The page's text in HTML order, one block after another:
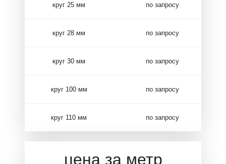
круг 25 мм по запросу
круг 28 мм по запросу
круг 30 мм по запросу
круг 100 мм по запросу
круг 110 мм по запросу
цена за метр